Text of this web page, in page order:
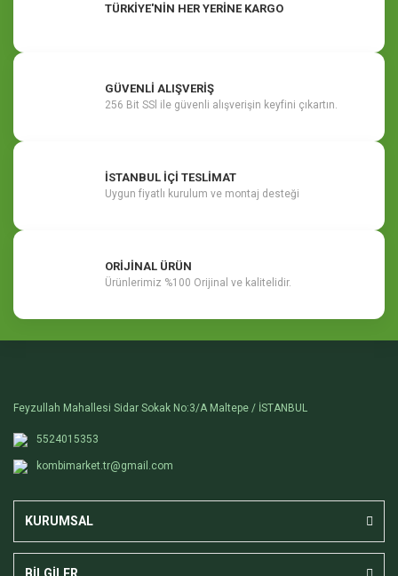
TÜRKİYE'NİN HER YERİNE KARGO
GÜVENLİ ALIŞVERİŞ
256 Bit SSl ile güvenli alışverişin keyfini çıkartın.
İSTANBUL İÇİ TESLİMAT
Uygun fiyatlı kurulum ve montaj desteği
ORİJİNAL ÜRÜN
Ürünlerimiz %100 Orijinal ve kalitelidir.
Feyzullah Mahallesi Sidar Sokak No:3/A Maltepe / İSTANBUL
5524015353
kombimarket.tr@gmail.com
KURUMSAL